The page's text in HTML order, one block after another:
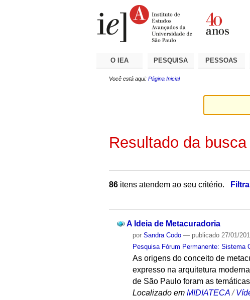
O IEA PESQUISA PESSOAS
Você está aqui: Página Inicial
Resultado da busca
86 itens atendem ao seu critério.
A Ideia de Metacuradoria
porSandra Codo — publicado 27/01/
Pesquisa Fórum Permanente: Sistema
As origens do conceito de
expresso na arquitetura
de São Paulo foram as
Localizado em MIDIATECA /